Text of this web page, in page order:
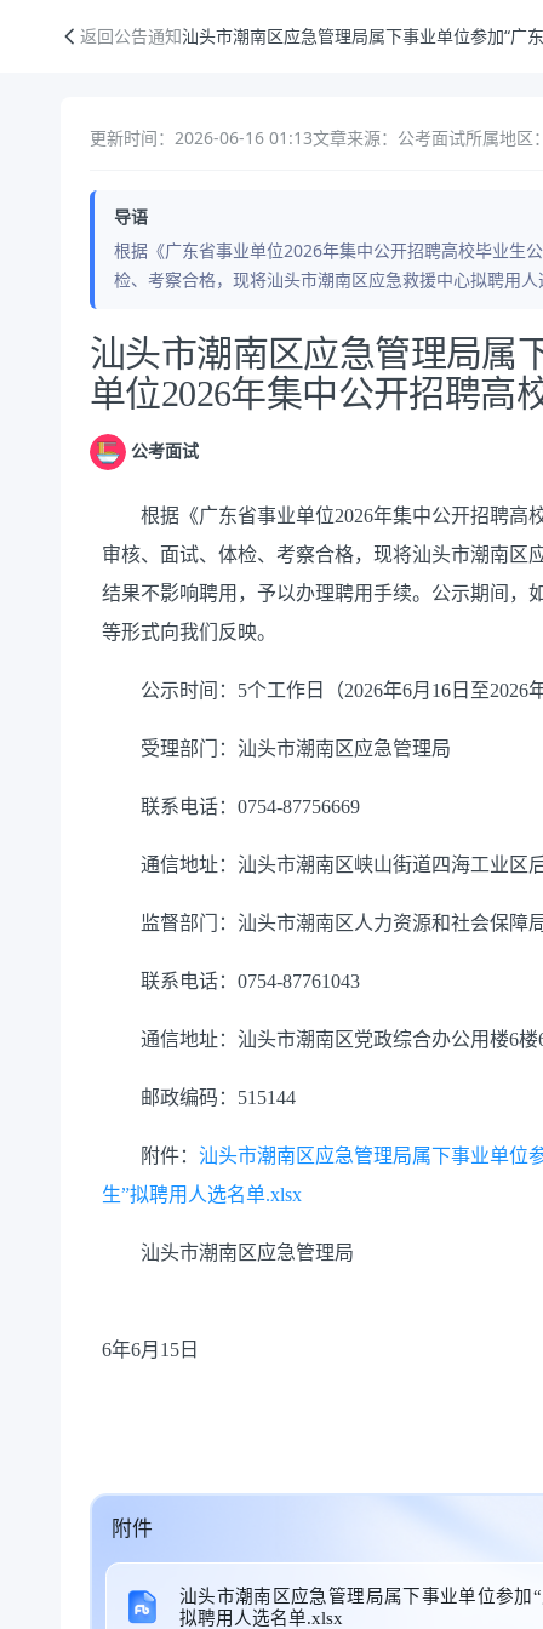
返回公告通知汕头市潮南区应急管理局属下事业单位参加“广
更新时间：2026-06-16 01:13文章来源：公考面试所属地区
导语
根据《广东省事业单位2026年集中公开招聘高校毕业生
检、考察合格，现将汕头市潮南区应急救援中心拟聘用
公告正文
汕头市潮南区应急管理局属
单位2026年集中公开招聘高
公考面试
根据《广东省事业单位2026年集中公开招聘高
审核、面试、体检、考察合格，现将汕头市潮南区
结果不影响聘用，予以办理聘用手续。公示期间，
等形式向我们反映。
公示时间：5个工作日（2026年6月16日至2026
受理部门：汕头市潮南区应急管理局
联系电话：0754-87756669
通信地址：汕头市潮南区峡山街道四海工业区
监督部门：汕头市潮南区人力资源和社会保障
联系电话：0754-87761043
通信地址：汕头市潮南区党政综合办公用楼6楼
邮政编码：515144
附件： 汕头市潮南区应急管理局属下事业单位
生”拟聘用人选名单.xlsx
汕头市潮南区应急管理局
6年6月15日
附件
汕头市潮南区应急管理局属下事业单位参加
拟聘用人选名单.xlsx